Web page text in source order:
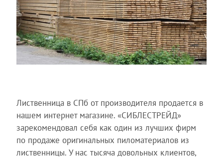
Лиственница в СПб от производителя продается в
нашем интернет магазине. «СИБЛЕСТРЕЙД»
зарекомендовал себя как один из лучших фирм
по продаже оригинальных пиломатериалов из
лиственницы. У нас тысяча довольных клиентов,